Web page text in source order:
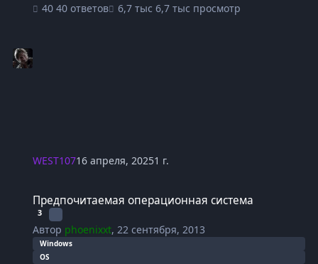
40 ответов
6,7 тыс просмотр
WEST10716 апреля, 20251 г.
Предпочитаемая операционная система
3
Автор phoenixxt,22 сентября, 2013
Windows
OS